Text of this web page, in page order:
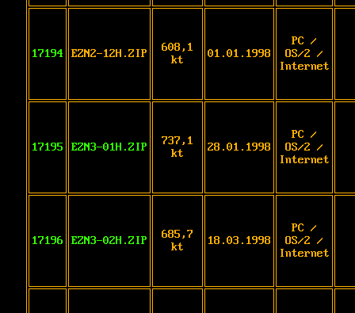
17194 EZN2-12H.ZIP
608,1
kt
01.01.1998
PC /
OS/2 /
Internet
17195 EZN3-01H.ZIP
737,1
kt
28.01.1998
PC /
OS/2 /
Internet
17196 EZN3-02H.ZIP
685,7
kt
18.03.1998
PC /
OS/2 /
Internet